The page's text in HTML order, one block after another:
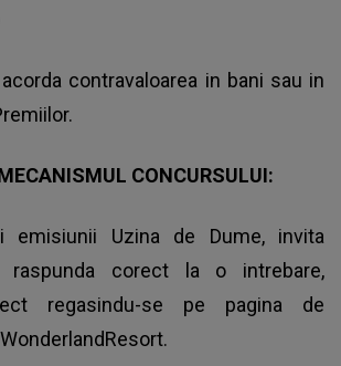
contravaloarea in bani sau in
CONCURSULUI:
emisiunii Uzina de Dume, invita
raspunda corect la o intrebare,
regasindu-se pe pagina de